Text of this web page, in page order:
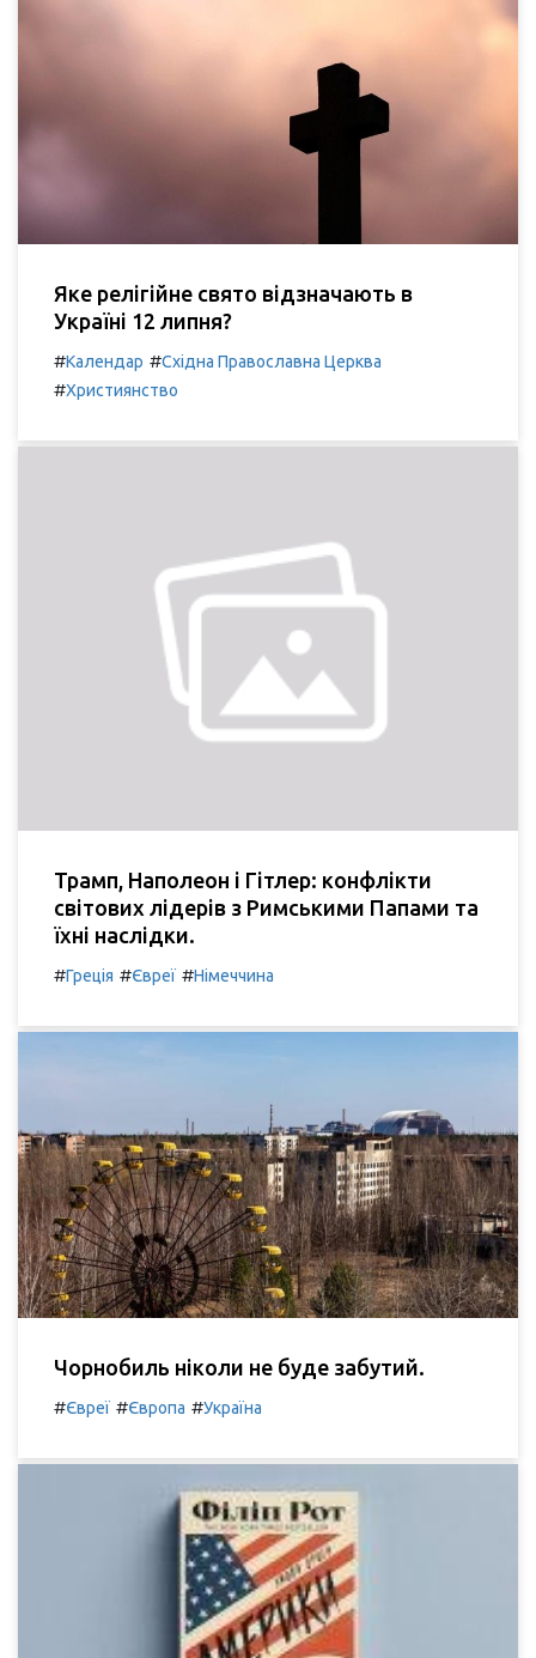
Яке релігійне свято відзначають в
Україні 12 липня?
#Календар #Східна Православна Церква
#Християнство
Трамп, Наполеон і Гітлер: конфлікти
світових лідерів з Римськими Папами та
їхні наслідки.
#Греція #Євреї #Німеччина
Чорнобиль ніколи не буде забутий.
#Євреї #Європа #Україна